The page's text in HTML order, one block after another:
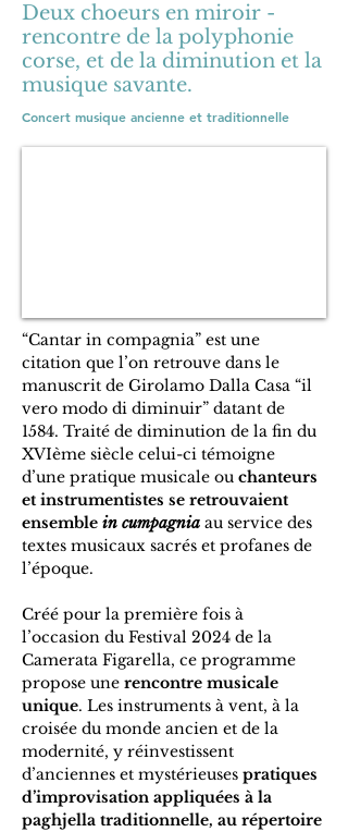
Deux choeurs en miroir -
rencontre de la polyphonie
corse, et de la diminution et la
musique savante.
Concert musique ancienne et traditionnelle
“Cantar in compagnia” est une
citation que l’on retrouve dans le
manuscrit de Girolamo Dalla Casa “il
vero modo di diminuir” datant de
1584. Traité de diminution de la fin du
XVIème siècle celui-ci témoigne
d’une pratique musicale ou chanteurs
et instrumentistes se retrouvaient
ensemble in cumpagnia au service des
textes musicaux sacrés et profanes de
l’époque.
Créé pour la première fois à
l’occasion du Festival 2024 de la
Camerata Figarella, ce programme
propose une rencontre musicale
unique. Les instruments à vent, à la
croisée du monde ancien et de la
modernité, y réinvestissent
d’anciennes et mystérieuses pratiques
d’improvisation appliquées à la
paghjella traditionnelle, au répertoire